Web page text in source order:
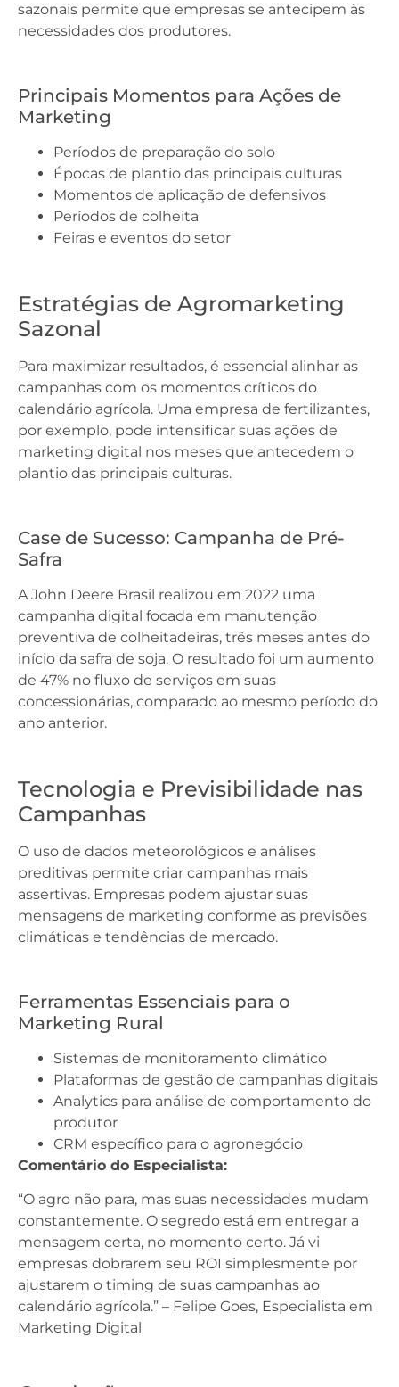
sazonais permite que empresas se antecipem às
necessidades dos produtores.
Principais Momentos para Ações de
Marketing
Períodos de preparação do solo
Épocas de plantio das principais culturas
Momentos de aplicação de defensivos
Períodos de colheita
Feiras e eventos do setor
Estratégias de Agromarketing
Sazonal
Para maximizar resultados, é essencial alinhar as
campanhas com os momentos críticos do
calendário agrícola. Uma empresa de fertilizantes,
por exemplo, pode intensificar suas ações de
marketing digital nos meses que antecedem o
plantio das principais culturas.
Case de Sucesso: Campanha de Pré-
Safra
A John Deere Brasil realizou em 2022 uma
campanha digital focada em manutenção
preventiva de colheitadeiras, três meses antes do
início da safra de soja. O resultado foi um aumento
de 47% no fluxo de serviços em suas
concessionárias, comparado ao mesmo período do
ano anterior.
Tecnologia e Previsibilidade nas
Campanhas
O uso de dados meteorológicos e análises
preditivas permite criar campanhas mais
assertivas. Empresas podem ajustar suas
mensagens de marketing conforme as previsões
climáticas e tendências de mercado.
Ferramentas Essenciais para o
Marketing Rural
Sistemas de monitoramento climático
Plataformas de gestão de campanhas digitais
Analytics para análise de comportamento do
produtor
CRM específico para o agronegócio
Comentário do Especialista:
“O agro não para, mas suas necessidades mudam
constantemente. O segredo está em entregar a
mensagem certa, no momento certo. Já vi
empresas dobrarem seu ROI simplesmente por
ajustarem o timing de suas campanhas ao
calendário agrícola.” – Felipe Goes, Especialista em
Marketing Digital